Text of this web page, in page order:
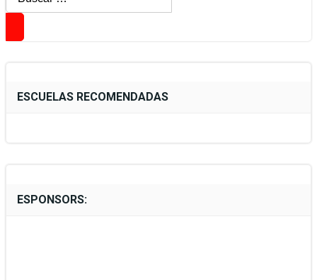
ESCUELAS RECOMENDADAS
ESPONSORS: